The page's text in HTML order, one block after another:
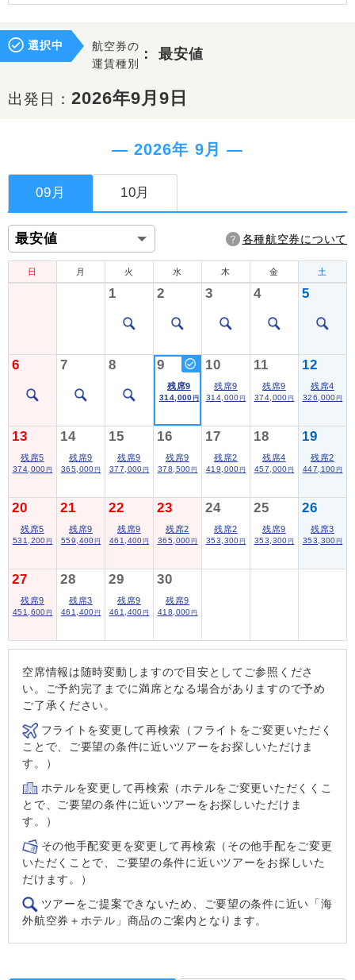
選択中
航空券の
運賃種別
：最安値
出発日： 2026年9月9日
― 2026年 9月 ―
09月 10月
各種航空券について
日 月 火 水 木 金 土
1 2 3 4 5
6 7 8 9
残席9
314,000 円
10
残席9
314,000 円
11
残席9
374,000 円
12
残席4
326,000 円
13
残席5
374,000 円
14
残席9
365,000 円
15
残席9
377,000 円
16
残席9
378,500 円
17
残席2
419,000 円
18
残席4
457,000 円
19
残席2
447,100 円
20
残席5
531,200 円
21
残席9
559,400 円
22
残席9
461,400 円
23
残席2
365,000 円
24
残席2
353,300 円
25
残席9
353,300 円
26
残席3
353,300 円
27
残席9
451,600 円
28
残席3
461,400 円
29
残席9
461,400 円
30
残席9
418,000 円
空席情報は随時変動しますので目安としてご参照くださ
い。ご予約完了までに満席となる場合がありますので予め
ご了承ください。
フライトを変更して再検索（フライトをご変更いただく
ことで、ご要望の条件に近いツアーをお探しいただけま
す。）
ホテルを変更して再検索（ホテルをご変更いただくくこ
とで、ご要望の条件に近いツアーをお探しいただけま
す。）
その他手配変更を変更して再検索（その他手配をご変更
いただくことで、ご要望の条件に近いツアーをお探しいた
だけます。）
ツアーをご提案できないため、ご要望の条件に近い「海
外航空券＋ホテル」商品のご案内となります。